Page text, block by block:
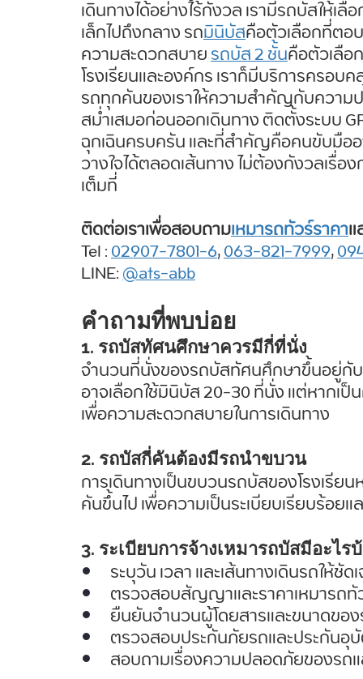
เดินทางได้อย่างไร้กังวล เรามีรถบัสให้
เล็กไปถึงกลาง รถมินิบัสคือตัวเลือกที่ตอ
ความสะดวกสบาย รถบัส 2 ชั้นคือตัวเลือ
โรงเรียนและองค์กร เราก็มีบริการครอบ
รถทุกคันของเราให้ความสำคัญกับควา
สม่ำเสมอก่อนออกเดินทาง ติดตั้งระบบ
ฉุกเฉินครบครัน และที่สำคัญคือคนขับมื
วางใจได้ตลอดเส้นทาง ไม่ต้องกังวลเรื่อ
เต็มที่
ติดต่อเราเพื่อสอบถามเหมารถทัวร์ราคา
Tel : 02907-7801-6, 063-821-7999,
LINE: @ats-abb
คำถามที่พบบ่อย
1. รถบัสทัศนศึกษาควรมีกี่ที่นั่ง
จำนวนที่นั่งของรถบัสทัศนศึกษาขึ้นอยู่กั
อาจเลือกใช้มินิบัส 20-30 ที่นั่ง แต่หากเ
เพื่อความสะดวกสบายในการเดินทาง
2. รถบัสกี่คันต้องมีรถนำขบวน
การเดินทางเป็นขบวนรถบัสของโรงเรี
คันขึ้นไป เพื่อความเป็นระเบียบเรียบร้อย
3. ระเบียบการจ้างเหมารถบัสมีอะไร
ระบุวัน เวลา และเส้นทางเดินรถให้ชัด
ตรวจสอบสัญญาและราคาเหมารถ
ยืนยันจำนวนผู้โดยสารและขนาดขอ
ตรวจสอบประกันภัยรถและประกันอุ
สอบถามเรื่องความปลอดภัยของรถ